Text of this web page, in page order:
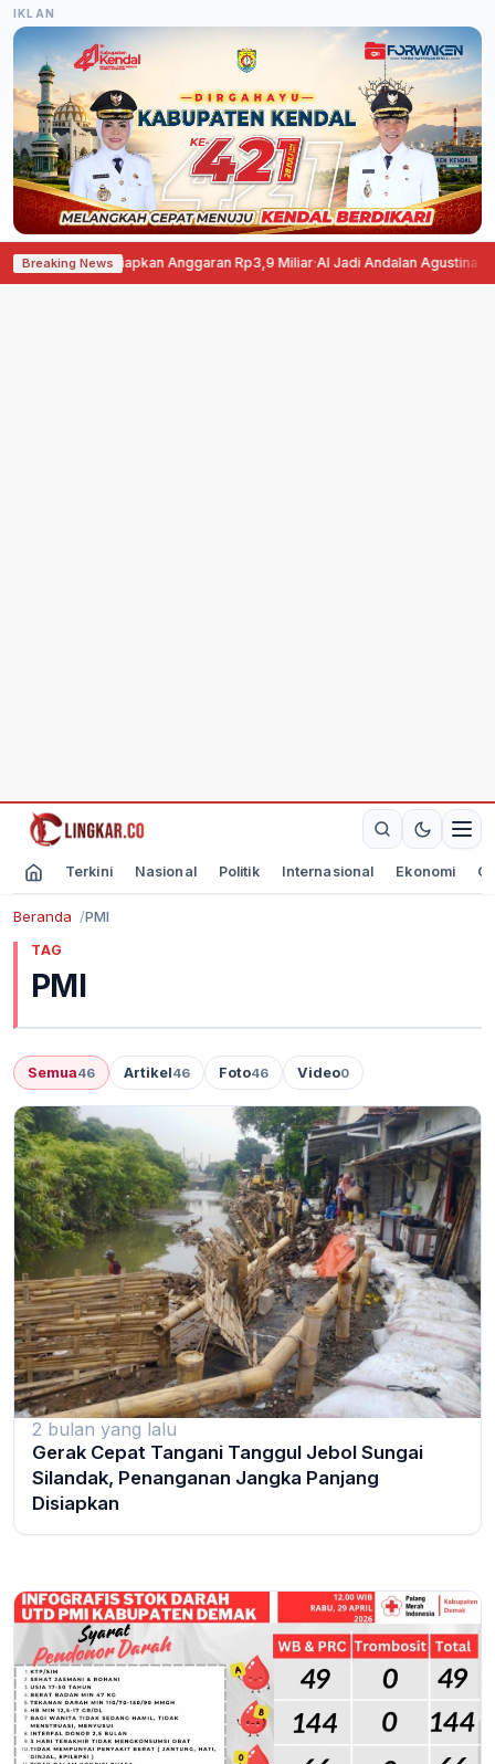
IKLAN
Breaking News
Siapkan Anggaran Rp3,9 Miliar· AI Jadi Andalan Agustina Tingkatkan
Terkini Nasional Politik Internasional Ekonomi
Beranda PMI
TAG
PMI
Semua46 Artikel46 Foto46 Video0
2 bulan yang lalu
Gerak Cepat Tangani Tanggul Jebol Sungai
Silandak, Penanganan Jangka Panjang
Disiapkan